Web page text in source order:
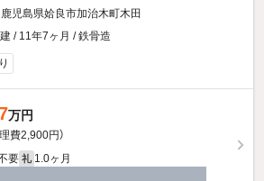
鹿児島県姶良市加治木町木田
/ 11年7ヶ月 / 鉄骨造
万円
理費2,900円）
要 礼 1.0ヶ月